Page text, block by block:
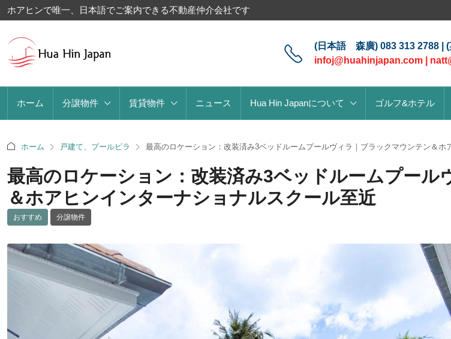
ホアヒンで唯一、日本語でご案内できる不動産仲介会社です
(日本語 森廣) 083 313 2788 | (
infoj@huahinjapan.com
ホーム 分譲物件 賃貸物件 ニュース Hua Hin Japanについて ゴルフ&ホテル
ホーム 戸建て、プールビラ 最高のロケーション：改装済み3ベッドルームプールヴィラ｜ブラックマウンテン＆ホ
最高のロケーション：改装済み3ベッドルームプール
＆ホアヒンインターナショナルスクール至近
おすすめ 分譲物件